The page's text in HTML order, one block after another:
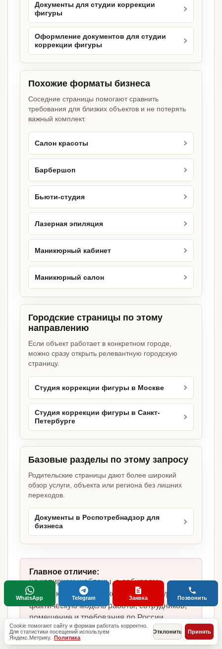
Документы для студии коррекции
фигуры
Оформление документов для студии
коррекции фигуры
Похожие форматы бизнеса
Соседние страницы помогают сравнить
требования для близких объектов и не потерять
важный комплект.
Салон красоты
Барбершоп
Бьюти-студия
Лазерная эпиляция
Маникюрный кабинет
Маникюрный салон
Городские страницы по этому
направлению
Если объект работает в конкретном городе,
можно сразу открыть релевантную городскую
страницу.
Студия коррекции фигуры в Москве
Студия коррекции фигуры в Санкт-
Петербурге
Базовые разделы по этому запросу
Родительские страницы дают более широкий
обзор услуги, объекта или региона без лишних
переходов.
Документы в Роспотребнадзор для
бизнеса
Главное отличие:
не копируем шаблоны, а собираем
комплект под студию коррекции фигуры,
фактическую модель работы, сотрудников,
помещение и требования по России.
Cookie помогают сайту и формам работать корректно.
Для статистики посещений используем
Яндекс.Метрику. Политика
Отклонить Принять
WhatsApp Telegram Заявка Позвонить